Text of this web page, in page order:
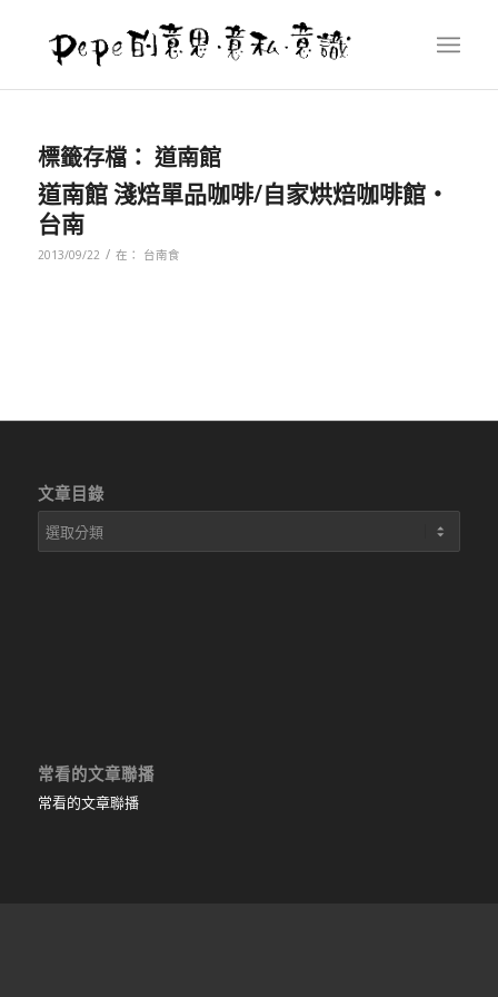
標籤存檔： 道南館
道南館 淺焙單品咖啡/自家烘焙咖啡館‧
台南
2013/09/22 / 在： 台南食
文章目錄
文
章
常看的文章聯播
常看的文章聯播